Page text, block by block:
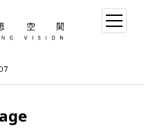
open
menu